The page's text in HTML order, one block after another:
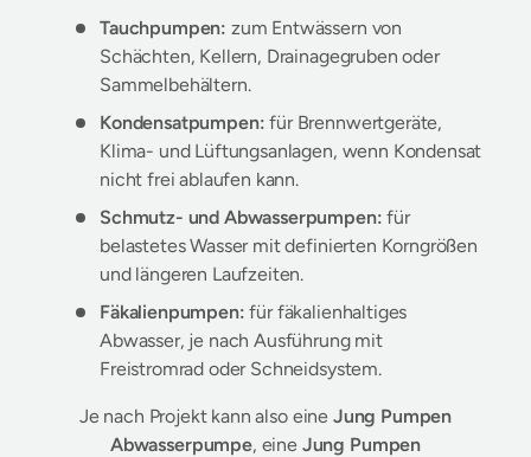
Tauchpumpen: zum Entwässern von
Schächten, Kellern, Drainagegruben oder
Sammelbehältern.
Kondensatpumpen: für Brennwertgeräte,
Klima- und Lüftungsanlagen, wenn Kondensat
nicht frei ablaufen kann.
Schmutz- und Abwasserpumpen: für
belastetes Wasser mit definierten Korngrößen
und längeren Laufzeiten.
Fäkalienpumpen: für fäkalienhaltiges
Abwasser, je nach Ausführung mit
Freistromrad oder Schneidsystem.
Je nach Projekt kann also eine Jung Pumpen
Abwasserpumpe, eine Jung Pumpen